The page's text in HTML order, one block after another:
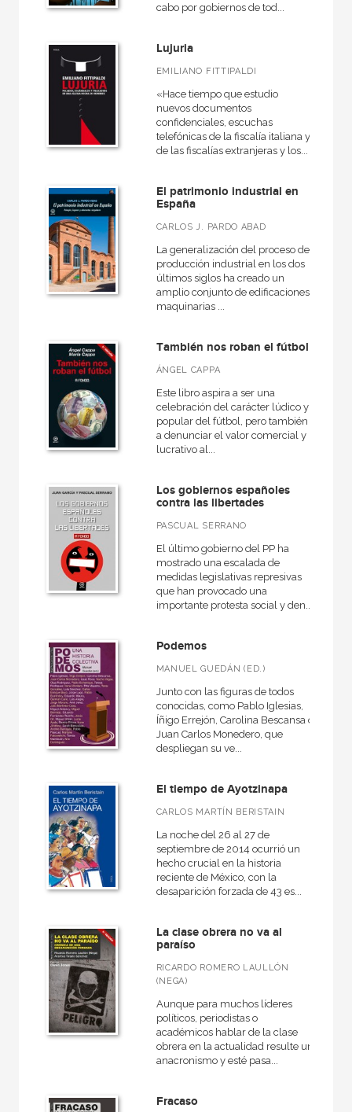
Biografías
Cómo leer
Cuestiones de antagonismo
Educación
Grandes temas  Gran formato
NUESTROS FORMATOS
Cartoné
Papel
Catálogos PDF
cabo por gobiernos de tod...
Lujuria
EMILIANO FITTIPALDI
«Hace tiempo que estudio
nuevos documentos
confidenciales, escuchas
telefónicas de la fiscalía italiana y
de las fiscalías extranjeras y los...
El patrimonio industrial en
España
CARLOS J. PARDO ABAD
La generalización del proceso de
producción industrial en los dos
últimos siglos ha creado un
amplio conjunto de edificaciones,
maquinarias ...
También nos roban el fútbol
ÁNGEL CAPPA
Este libro aspira a ser una
celebración del carácter lúdico y
popular del fútbol, pero también
a denunciar el valor comercial y
lucrativo al...
Los gobiernos españoles
contra las libertades
PASCUAL SERRANO
El último gobierno del PP ha
mostrado una escalada de
medidas legislativas represivas
que han provocado una
importante protesta social y den...
Podemos
MANUEL GUEDÁN (ED.)
Junto con las figuras de todos
conocidas, como Pablo Iglesias,
Íñigo Errejón, Carolina Bescansa o
Juan Carlos Monedero, que
despliegan su ve...
El tiempo de Ayotzinapa
CARLOS MARTÍN BERISTAIN
La noche del 26 al 27 de
septiembre de 2014 ocurrió un
hecho crucial en la historia
reciente de México, con la
desaparición forzada de 43 es...
La clase obrera no va al
paraíso
RICARDO ROMERO LAULLÓN
(NEGA)
Aunque para muchos líderes
políticos, periodistas o
académicos hablar de la clase
obrera en la actualidad resulte un
anacronismo y esté pasa...
Fracaso